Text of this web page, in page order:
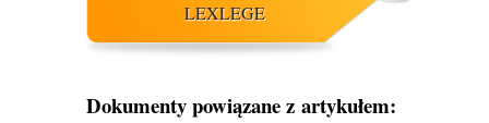
LEXLEGE
Dokumenty powiązane z artykułem: